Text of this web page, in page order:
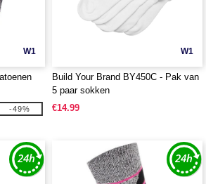
W1
-49%
W1
Build Your Brand BY450C - Pak van
5 paar sokken
€14.99